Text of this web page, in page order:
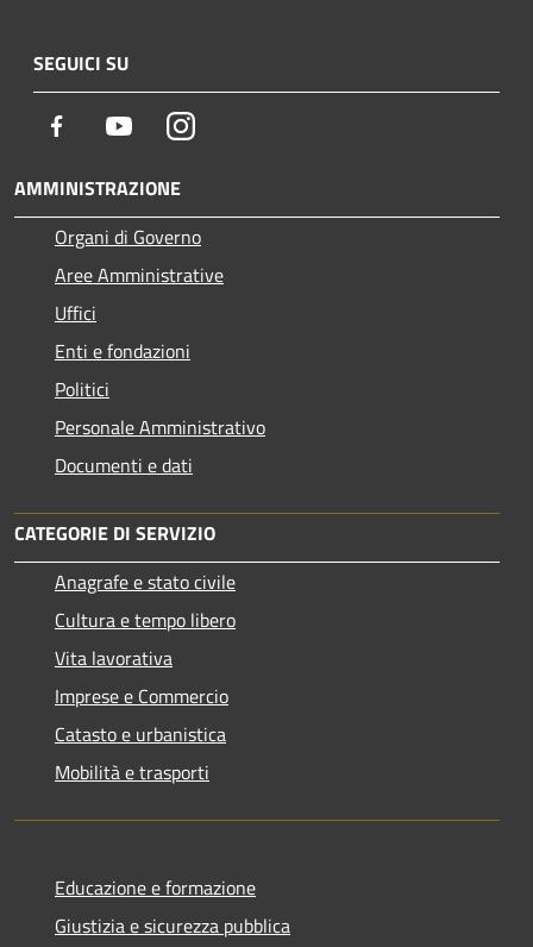
SEGUICI SU
Facebook YoutubeInstagram
AMMINISTRAZIONE
Organi di Governo
Aree Amministrative
Uffici
Enti e fondazioni
Politici
Personale Amministrativo
Documenti e dati
CATEGORIE DI SERVIZIO
Anagrafe e stato civile
Cultura e tempo libero
Vita lavorativa
Imprese e Commercio
Catasto e urbanistica
Mobilità e trasporti
Educazione e formazione
Giustizia e sicurezza pubblica